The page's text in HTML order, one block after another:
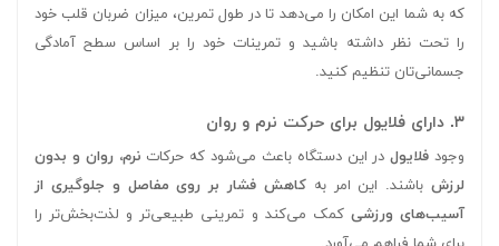
که به شما این امکان را می‌دهد تا در طول تمرین، میزان ضربان قلب خود
را تحت نظر داشته باشید و تمرینات خود را بر اساس سطح آمادگی
جسمانی‌تان تنظیم کنید.
۳. دارای فلایول برای حرکت نرم و روان
وجود فلایولدر این دستگاه باعث می‌شود که حرکات نرم، روان و بدون
لرزشباشند. این امر بهکاهش فشار بر روی مفاصل و جلوگیری از
آسیب‌های ورزشی کمک می‌کند و تمرینی طبیعی‌تر و لذت‌بخش‌تر را